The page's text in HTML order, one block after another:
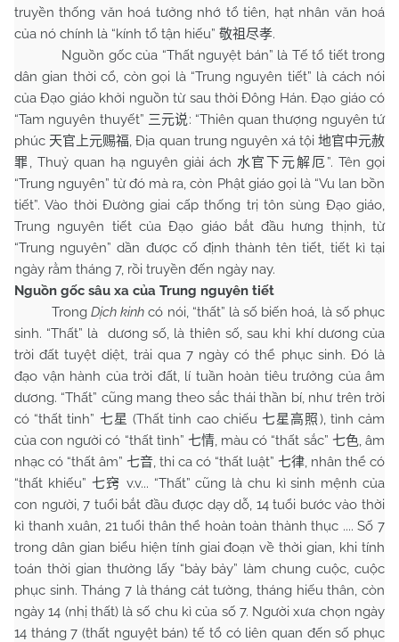
truyền thống văn hoá tưởng nhớ tổ tiên, hạt nhân văn hoá
của nó chính là “kính tổ tận hiếu” 敬祖尽孝.
Nguồn gốc của “Thất nguyệt bán” là Tế tổ tiết trong
dân gian thời cổ, còn gọi là “Trung nguyên tiết” là cách nói
của Đạo giáo khởi nguồn từ sau thời Đông Hán. Đạo giáo có
“Tam nguyên thuyết” 三元说 : “Thiên quan thượng nguyên tứ
phúc 天官上元赐福, Địa quan trung nguyên xá tội 地官中元赦
罪, Thuỷ quan hạ nguyên giải ách 水官下元解厄”. Tên gọi
“Trung nguyên” từ đó mà ra, còn Phật giáo gọi là “Vu lan bồn
tiết”. Vào thời Đường giai cấp thống trị tôn sùng Đạo giáo,
Trung nguyên tiết của Đạo giáo bắt đầu hưng thịnh, từ
“Trung nguyên” dần được cố định thành tên tiết, tiết kì tại
ngày rằm tháng 7, rồi truyền đến ngày nay.
Nguồn gốc sâu xa của Trung nguyên tiết
Trong Dịch kinh có nói, “thất” là số biến hoá, là số phục
sinh. “Thất” là dương số, là thiên số, sau khi khí dương của
trời đất tuyệt diệt, trải qua 7 ngày có thể phục sinh. Đó là
đạo vận hành của trời đất, lí tuần hoàn tiêu trưởng của âm
dương. “Thất” cũng mang theo sắc thái thần bí, như trên trời
có “thất tinh” 七星 (Thất tinh cao chiếu 七星高照), tình cảm
của con người có “thất tình” 七情, màu có “thất sắc” 七色, âm
nhạc có “thất âm” 七音, thi ca có “thất luật” 七律, nhân thể có
“thất khiếu” 七窍 v.v... “Thất” cũng là chu kì sinh mệnh của
con người, 7 tuổi bắt đầu được dạy dỗ, 14 tuổi bước vào thời
kì thanh xuân, 21 tuổi thân thể hoàn toàn thành thục .... Số 7
trong dân gian biểu hiện tính giai đoạn về thời gian, khi tính
toán thời gian thường lấy “bảy bảy” làm chung cuộc, cuộc
phục sinh. Tháng 7 là tháng cát tường, tháng hiếu thân, còn
ngày 14 (nhị thất) là số chu kì của số 7. Người xưa chọn ngày
14 tháng 7 (thất nguyệt bán) tế tổ có liên quan đến số phục